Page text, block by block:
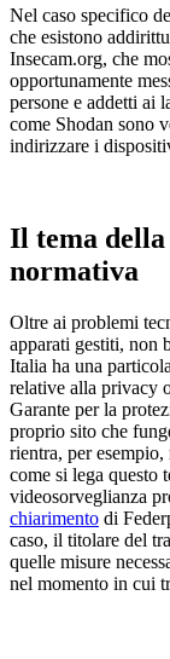
Nel caso specifico
che esistono
Insecam.org, che
opportunamente
persone e addetti ai
come Shodan sono
indirizzare i
Il tema della
normativa
Oltre ai problemi
apparati gestiti, non
Italia ha una
relative alla privacy
Garante per la
proprio sito che
rientra, per esempio,
come si lega questo
videosorveglianza
chiarimento di
caso, il titolare del
quelle misure
nel momento in cui